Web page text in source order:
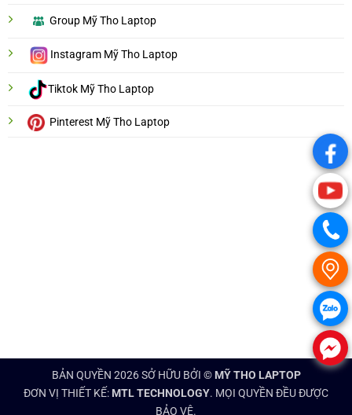
Group Mỹ Tho Laptop
Instagram Mỹ Tho Laptop
Tiktok Mỹ Tho Laptop
Pinterest Mỹ Tho Laptop
BẢN QUYỀN 2026 SỞ HỮU BỞI © MỸ THO LAPTOP
ĐƠN VỊ THIẾT KẾ: MTL TECHNOLOGY. MỌI QUYỀN ĐỀU ĐƯỢC
BẢO VỆ.
.
.
.
.
.
.